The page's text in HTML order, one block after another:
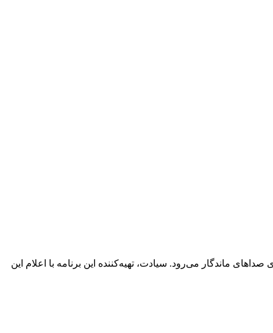
ماندگار می‌رود. سیادت، تهیه‌کننده این برنامه با اعلام این